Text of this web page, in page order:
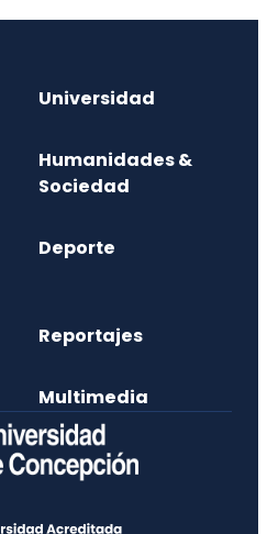
Universidad
Humanidades &
Sociedad
Deporte
Reportajes
Multimedia